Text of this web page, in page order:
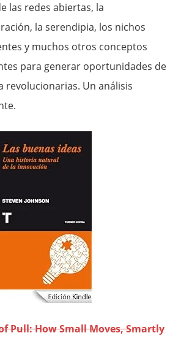
las redes abiertas, la
la serendipia, los nichos
y muchos otros conceptos
para generar oportunidades de
revolucionarias. Un análisis
Pull: How Small Moves, Smartly